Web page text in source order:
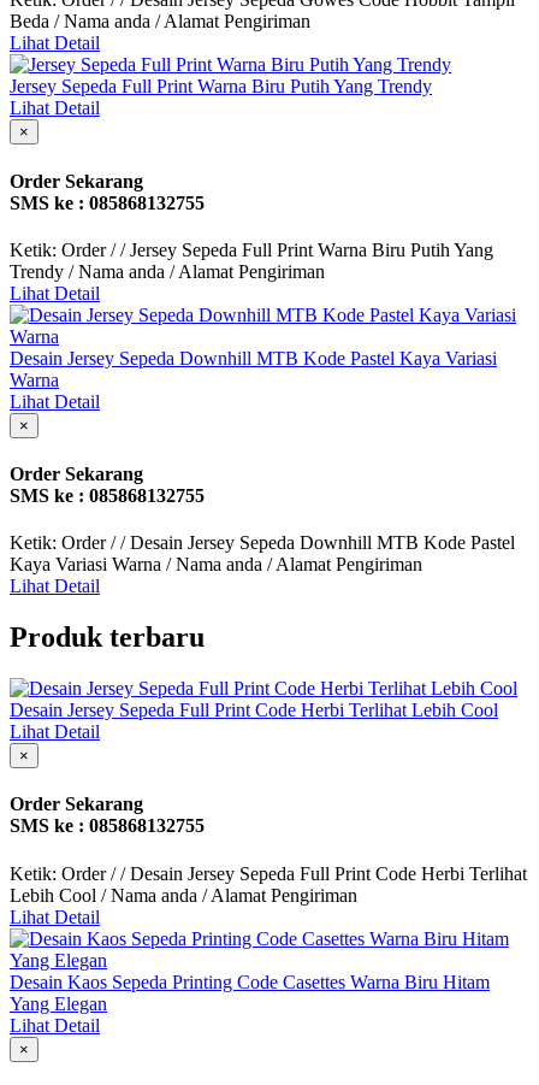
Beda / Nama anda / Alamat Pengiriman
Lihat Detail
Jersey Sepeda Full Print Warna Biru Putih Yang Trendy
Lihat Detail
×
Order Sekarang
SMS ke : 085868132755
Ketik: Order / / Jersey Sepeda Full Print Warna Biru Putih Yang
Trendy / Nama anda / Alamat Pengiriman
Lihat Detail
Desain Jersey Sepeda Downhill MTB Kode Pastel Kaya Variasi
Warna
Lihat Detail
×
Order Sekarang
SMS ke : 085868132755
Ketik: Order / / Desain Jersey Sepeda Downhill MTB Kode Pastel
Kaya Variasi Warna / Nama anda / Alamat Pengiriman
Lihat Detail
Produk terbaru
Desain Jersey Sepeda Full Print Code Herbi Terlihat Lebih Cool
Lihat Detail
×
Order Sekarang
SMS ke : 085868132755
Ketik: Order / / Desain Jersey Sepeda Full Print Code Herbi Terlihat
Lebih Cool / Nama anda / Alamat Pengiriman
Lihat Detail
Desain Kaos Sepeda Printing Code Casettes Warna Biru Hitam
Yang Elegan
Lihat Detail
×